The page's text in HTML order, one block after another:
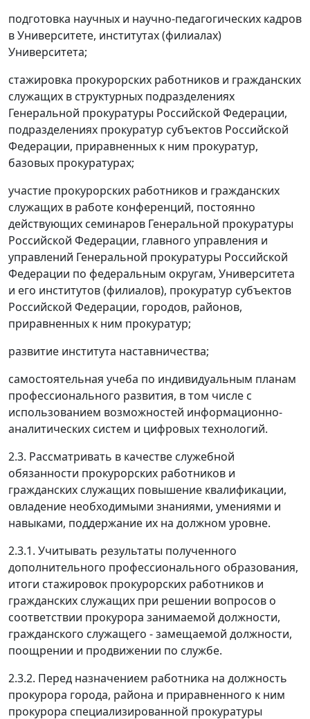
подготовка научных и научно-педагогических кадров
в Университете, институтах (филиалах)
Университета;
стажировка прокурорских работников и гражданских
служащих в структурных подразделениях
Генеральной прокуратуры Российской Федерации,
подразделениях прокуратур субъектов Российской
Федерации, приравненных к ним прокуратур,
базовых прокуратурах;
участие прокурорских работников и гражданских
служащих в работе конференций, постоянно
действующих семинаров Генеральной прокуратуры
Российской Федерации, главного управления и
управлений Генеральной прокуратуры Российской
Федерации по федеральным округам, Университета
и его институтов (филиалов), прокуратур субъектов
Российской Федерации, городов, районов,
приравненных к ним прокуратур;
развитие института наставничества;
самостоятельная учеба по индивидуальным планам
профессионального развития, в том числе с
использованием возможностей информационно-
аналитических систем и цифровых технологий.
2.3. Рассматривать в качестве служебной
обязанности прокурорских работников и
гражданских служащих повышение квалификации,
овладение необходимыми знаниями, умениями и
навыками, поддержание их на должном уровне.
2.3.1. Учитывать результаты полученного
дополнительного профессионального образования,
итоги стажировок прокурорских работников и
гражданских служащих при решении вопросов о
соответствии прокурора занимаемой должности,
гражданского служащего - замещаемой должности,
поощрении и продвижении по службе.
2.3.2. Перед назначением работника на должность
прокурора города, района и приравненного к ним
прокурора специализированной прокуратуры